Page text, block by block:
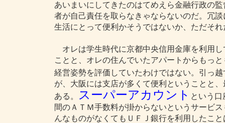
あいまいにしてきたのはてめえら金融行政の
者が自己責任を取らなきゃならないのだ。冗
生活にとって便利かそうではないか、ただそれ
オレは学生時代に京都中央信用金庫を利用
ことと、オレの住んでいたアパートからもっ
経営姿勢を評価していたわけではない。引っ
が、大阪には支店が多くて便利ということと
ある。
スーパーアカウント という
間のＡＴＭ手数料が掛からないというサービ
んなものがなくてもＵＦＪ銀行を利用したこ